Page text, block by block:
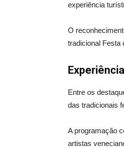
experiência
O
tradicional Festa
Entre os
das tradicionais
A programação
artistas